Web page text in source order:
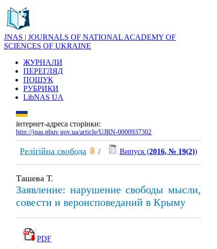
JNAS | JOURNALS OF NATIONAL ACADEMY OF
SCIENCES OF UKRAINE
ЖУРНАЛИ
ПЕРЕГЛЯД
ПОШУК
РУБРИКИ
LibNAS UA
інтернет-адреса сторінки:
http://jnas.nbuv.gov.ua/article/UJRN-0000937302
Релігійна свобода / Випуск (2016, № 19(2))
Ташева Т.
Заявление: нарушение свободы мысли,
совести и вероисповеданий в Крыму
PDF